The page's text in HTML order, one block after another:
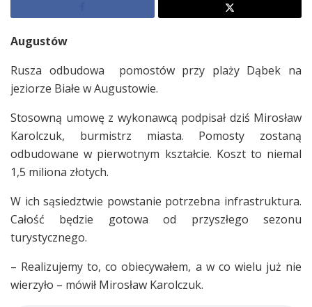
Augustów
Rusza odbudowa pomostów przy plaży Dąbek na
jeziorze Białe w Augustowie.
Stosowną umowę z wykonawcą podpisał dziś Mirosław
Karolczuk, burmistrz miasta. Pomosty zostaną
odbudowane w pierwotnym kształcie. Koszt to niemal
1,5 miliona złotych.
W ich sąsiedztwie powstanie potrzebna infrastruktura.
Całość będzie gotowa od przyszłego sezonu
turystycznego.
– Realizujemy to, co obiecywałem, a w co wielu już nie
wierzyło – mówił Mirosław Karolczuk.